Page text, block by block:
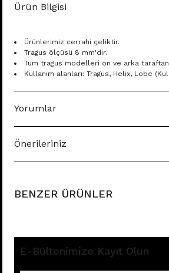
Ürün Bilgisi
Ürünlerimiz cerrahi çeliktir.
Tragus ölçüsü 8 mm'dir.
Tüm tragus modelleri ön ve arka taraftan
Kullanım alanları: Tragus, Helix, Lobe
Yorumlar
Önerileriniz
BENZER ÜRÜNLER
E-Bültenimize Kayıt Olun